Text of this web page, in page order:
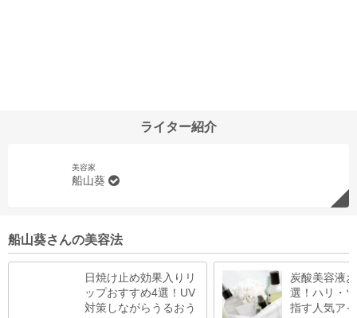
ライター紹介
美容家
船山葵
船山葵さんの美容法
日焼け止め効果入りリ
ップおすすめ4選！UV
対策しながらうるおう
炭酸美容液
選！ハリ・
指す人気ア